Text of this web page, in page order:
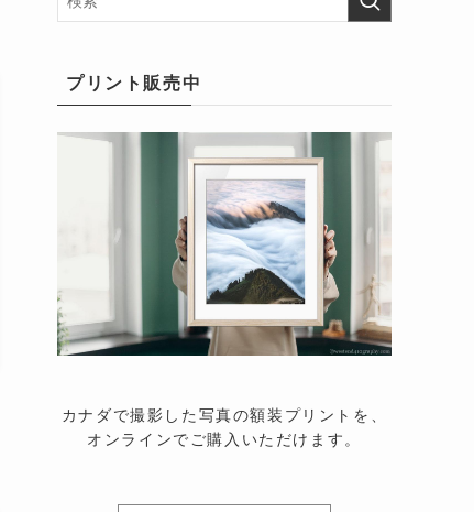
プリント販売中
カナダで撮影した写真の額装プリントを、
オンラインでご購入いただけます。